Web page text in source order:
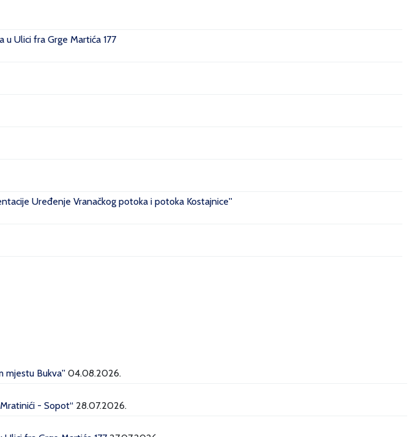
Ulici fra Grge Martića 177
Uređenje Vranačkog potoka i potoka Kostajnice''
mjestu Bukva'' 04.08.2026.
- Sopot“ 28.07.2026.